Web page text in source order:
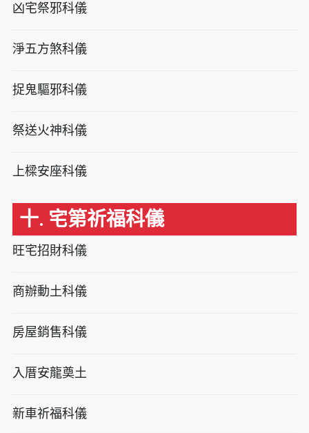
凶宅祭邪科儀
淨五方煞科儀
捉鬼驅邪科儀
祭送火神科儀
上樑安座科儀
十. 宅第祈福科儀
旺宅招財科儀
商辦動土科儀
房屋銷售科儀
入厝安龍奠土
新車祈福科儀